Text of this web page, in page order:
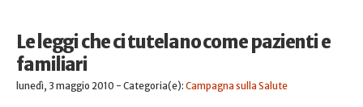
Le leggi che ci tutelano come pazienti e
familiari
lunedì, 3 maggio 2010 - Categoria(e): Campagna sulla Salute